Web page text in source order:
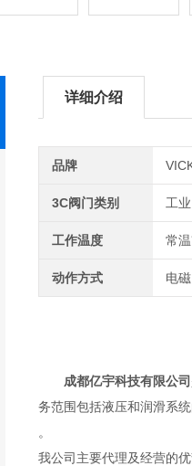
详细介绍
品牌
3C阀门类别 工业
工作温度 常
动作方式 电磁
成都亿宇科技有限公司
务范围包括液压和润滑系
我公司主要代理及经营的优